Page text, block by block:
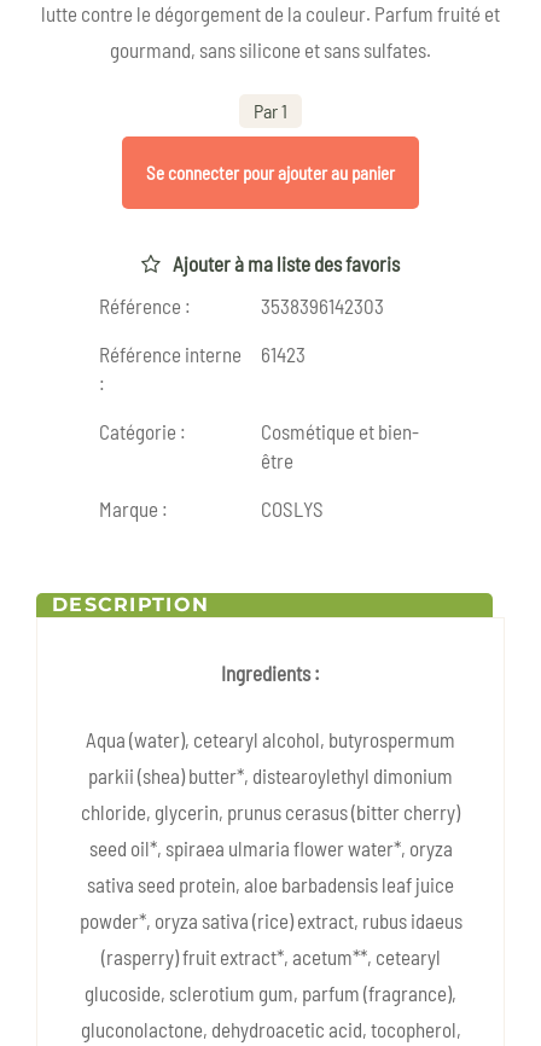
lutte contre le dégorgement de la couleur. Parfum fruité et
gourmand, sans silicone et sans sulfates.
Par 1
Se connecter pour ajouter au panier
Ajouter à ma liste des favoris
Référence :
3538396142303
Référence interne
:
61423
Catégorie :
Cosmétique et bien-
être
Marque :
COSLYS
DESCRIPTION
Ingredients :
Aqua (water), cetearyl alcohol, butyrospermum
parkii (shea) butter*, distearoylethyl dimonium
chloride, glycerin, prunus cerasus (bitter cherry)
seed oil*, spiraea ulmaria flower water*, oryza
sativa seed protein, aloe barbadensis leaf juice
powder*, oryza sativa (rice) extract, rubus idaeus
(rasperry) fruit extract*, acetum**, cetearyl
glucoside, sclerotium gum, parfum (fragrance),
gluconolactone, dehydroacetic acid, tocopherol,